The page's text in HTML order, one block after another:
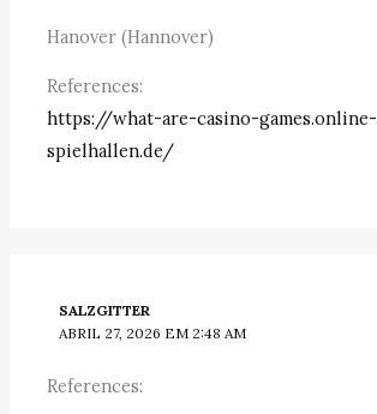
Hanover (Hannover)
References:
https://what-are-casino-games.online-
spielhallen.de/
SALZGITTER
ABRIL 27, 2026 EM 2:48 AM
References: